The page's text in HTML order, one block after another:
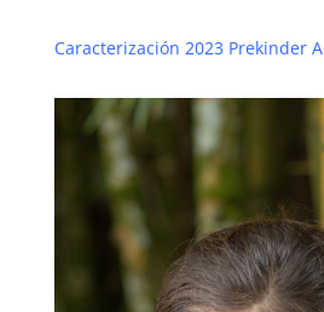
Caracterización 2023 Prekinder A